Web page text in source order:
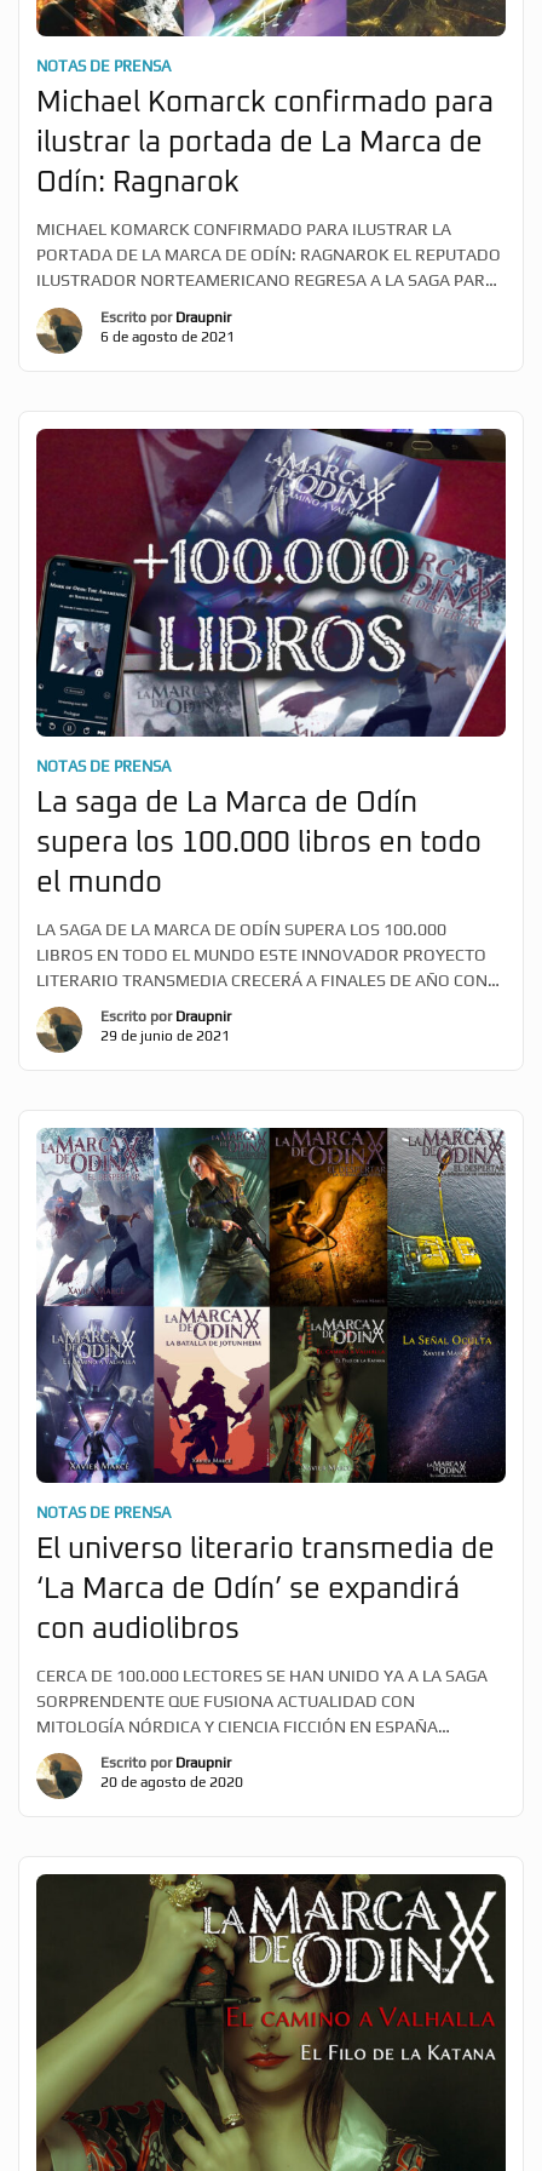
NOTAS DE PRENSA
Michael Komarck confirmado para
ilustrar la portada de La Marca de
Odín: Ragnarok
MICHAEL KOMARCK CONFIRMADO PARA ILUSTRAR LA
PORTADA DE LA MARCA DE ODÍN: RAGNAROK EL REPUTADO
ILUSTRADOR NORTEAMERICANO REGRESA A LA SAGA PARA
DAR IMAGEN A SU TERCERA ENTREGA SEVILLA, ESPAÑA – 29
de JUNIO, 2021 – El autor y creador Xavier Marcé ha
anunciado que el ilustrador norteamericano Michael
Escrito por Draupnir
6 de agosto de 2021
NOTAS DE PRENSA
La saga de La Marca de Odín
supera los 100.000 libros en todo
el mundo
LA SAGA DE LA MARCA DE ODÍN SUPERA LOS 100.000
LIBROS EN TODO EL MUNDO ESTE INNOVADOR PROYECTO
LITERARIO TRANSMEDIA CRECERÁ A FINALES DE AÑO CON
LA PUBLICACIÓN DE LA MARCA DE ODÍN: RAGNAROK
SEVILLA, ESPAÑA – 29 de JUNIO, 2021 – El autor y
creador Xavier Marcé ha anunciado que la saga de La marca
Escrito por Draupnir
29 de junio de 2021
NOTAS DE PRENSA
El universo literario transmedia de
‘La Marca de Odín’ se expandirá
con audiolibros
CERCA DE 100.000 LECTORES SE HAN UNIDO YA A LA SAGA
SORPRENDENTE QUE FUSIONA ACTUALIDAD CON
MITOLOGÍA NÓRDICA Y CIENCIA FICCIÓN EN ESPAÑA
SEVILLA, ESPAÑA – 20 de AGOSTO, 2020 – El autor y creador
Xavier Marcé ha anunciado la producción de versiones en
audiolibro, tanto en español como en inglés, de todo el
Escrito por Draupnir
20 de agosto de 2020